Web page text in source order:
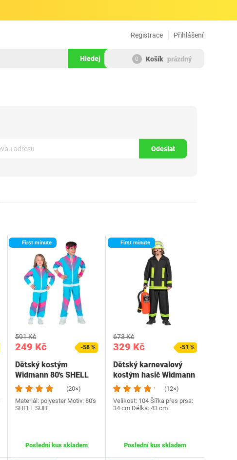
Přihlášení
Registrace
Hledej 0 Košík prázdný
Odeslat
First minute
249 Kč
591 Kč
-58 %
Dětský kostým
Widmann 80's SHELL
SUIT
(20×)
Materiál: polyester Motiv: 80's
SHELL SUIT
Poslední kus skladem
First minute
329 Kč
673 Kč
-51 %
Dětský karnevalový
kostým hasič Widmann
(12×)
Velikost: 104 Šířka přes prsa:
34 cm Délka: 43 cm
Poslední kus skladem